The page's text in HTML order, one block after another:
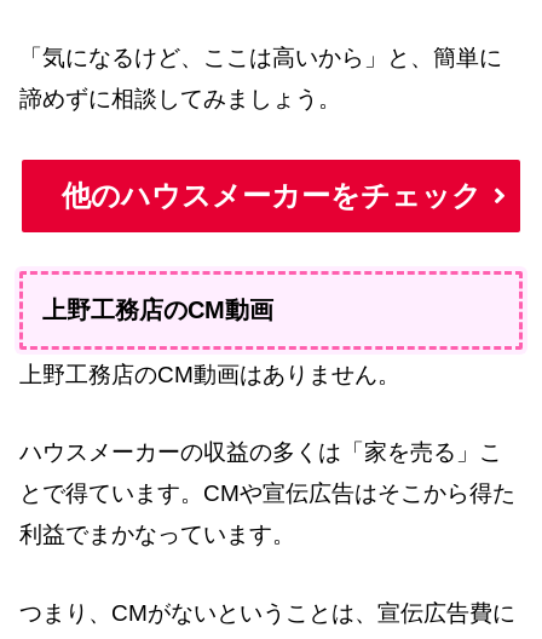
「気になるけど、ここは高いから」と、簡単に
諦めずに相談してみましょう。
他のハウスメーカーをチェック
上野工務店のCM動画
上野工務店のCM動画はありません。
ハウスメーカーの収益の多くは「家を売る」こ
とで得ています。CMや宣伝広告はそこから得た
利益でまかなっています。
つまり、CMがないということは、宣伝広告費に